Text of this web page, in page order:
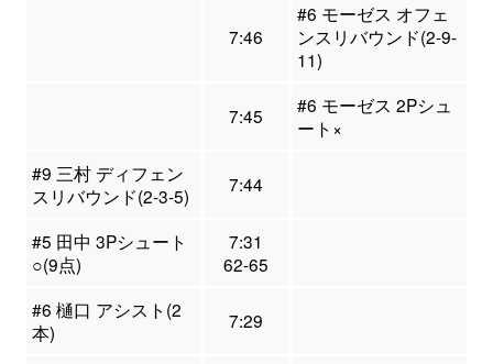
7:46
#6 モーゼス オフェ
ンスリバウンド(2-9-
11)
7:45
#6 モーゼス 2Pシュ
ート×
#9 三村 ディフェン
スリバウンド(2-3-5)
7:44
#5 田中 3Pシュート
○(9点)
7:31
62-65
#6 樋口 アシスト(2
本)
7:29